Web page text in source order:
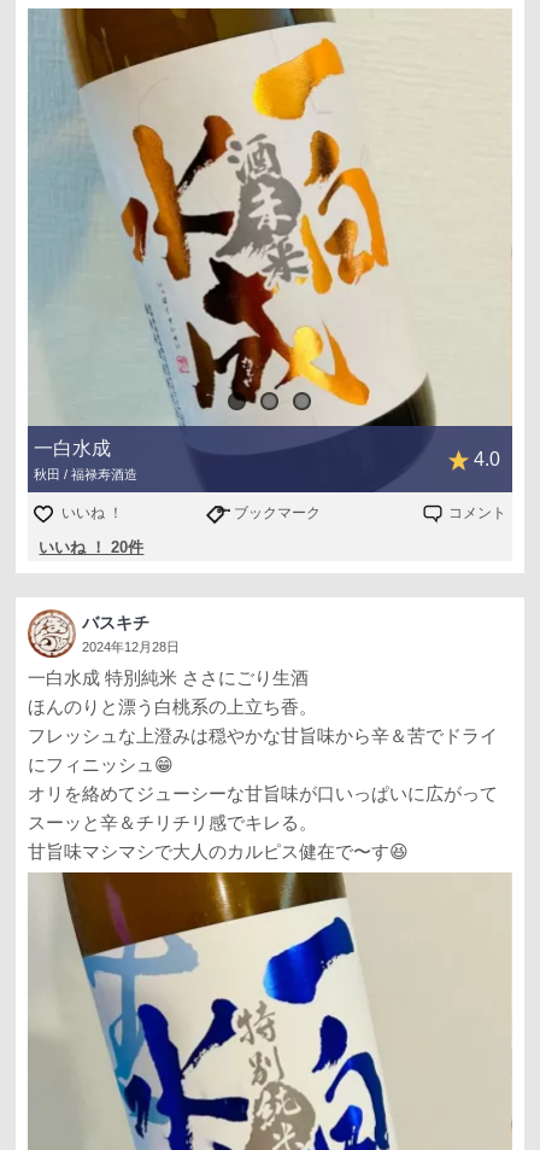
一白水成
秋田 / 福禄寿酒造
4.0
いいね ！ ブックマーク コメント
いいね ！ 20件
バスキチ
2024年12月28日
一白水成 特別純米 ささにごり生酒
ほんのりと漂う白桃系の上立ち香。
フレッシュな上澄みは穏やかな甘旨味から辛＆苦でドライ
にフィニッシュ😁
オリを絡めてジューシーな甘旨味が口いっぱいに広がって
スーッと辛＆チリチリ感でキレる。
甘旨味マシマシで大人のカルピス健在で〜す😆